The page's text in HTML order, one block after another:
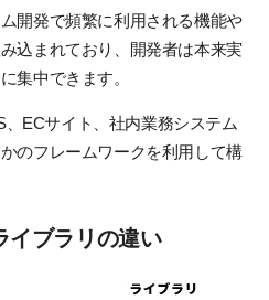
開発で頻繁に利用される機能や
込まれており、開発者は本来実
集中できます。
ECサイト、社内業務システム
のフレームワークを利用して構
イブラリの違い